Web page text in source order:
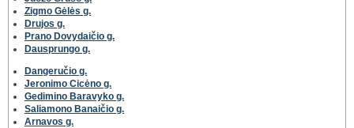
Zigmo Gėlės g.
Drujos g.
Prano Dovydaičio g.
Dausprungo g.
Dangeručio g.
Jeronimo Cicėno g.
Gedimino Baravyko g.
Saliamono Banaičio g.
Arnavos g.